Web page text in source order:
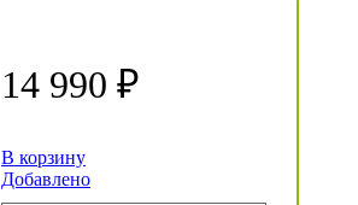
14 990 ₽
В корзину
Добавлено